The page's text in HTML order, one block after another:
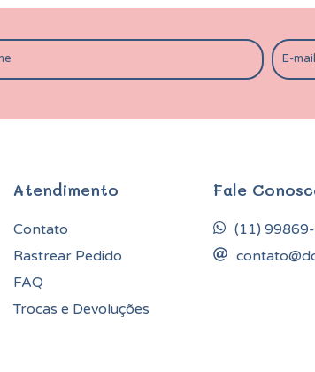
Atendimento
Contato
Rastrear Pedido
FAQ
Trocas e Devoluções
Fale
(11)